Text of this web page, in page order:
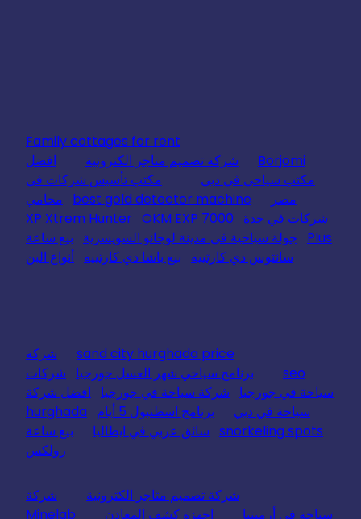
Family cottages for rent
Borjomi
شركة تصميم متاجر الكترونية
افضل
مكتب سياحي في دبي
مكتب تأسيس شركات في
مصر
best gold detector machine
محامي
شركات في جدة
XP Xtrem Hunter OKM EXP 7000
Plus
جولة سياحية في مدينة لوجانو السويسرية
بيع ساعة
سانتوس دي كارتييه
بيع باشا دي كارتييه أنواع البن
sand city hurghada price
شركة
seo
برنامج سياحي شهر العسل جورجيا
شركات
سياحة في جورجيا
شركة سياحة في جورجيا
افضل شركة
سياحة في دبي
برنامج اسطنبول 5 أيام
hurghada
snorkeling spots سائق عربي في ايطاليا
بيع ساعة
رولكس
شركة تصميم متاجر الكترونية
شركة
سياحة في أرمينيا
اجهزة كشف المعادن Minelab